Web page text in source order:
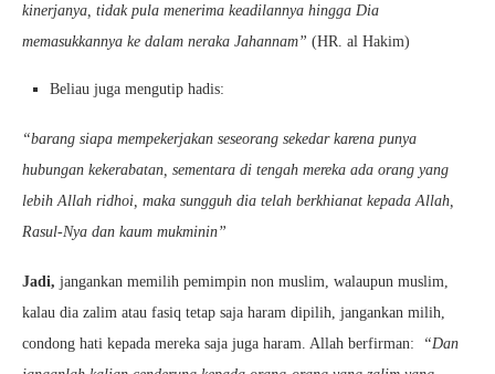
kinerjanya, tidak pula menerima keadilannya hingga Dia
memasukkannya ke dalam neraka Jahannam” (HR. al Hakim)
Beliau juga mengutip hadis:
“barang siapa mempekerjakan seseorang sekedar karena punya
hubungan kekerabatan, sementara di tengah mereka ada orang yang
lebih Allah ridhoi, maka sungguh dia telah berkhianat kepada Allah,
Rasul-Nya dan kaum mukminin”
Jadi, jangankan memilih pemimpin non muslim, walaupun muslim,
kalau dia zalim atau fasiq tetap saja haram dipilih, jangankan milih,
condong hati kepada mereka saja juga haram. Allah berfirman:
“Dan